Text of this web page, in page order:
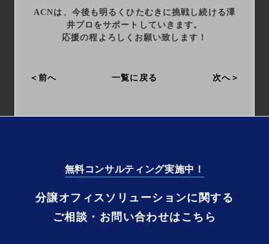
ACNは、今後も明るくひたむきに挑戦し続ける澤
井プロをサポートしていきます。
応援の程よろしくお願い致します！
前へ 一覧に戻る 次へ
無料コンサルティング実施中！
分譲オフィスソリューションに関する
ご相談・お問い合わせはこちら